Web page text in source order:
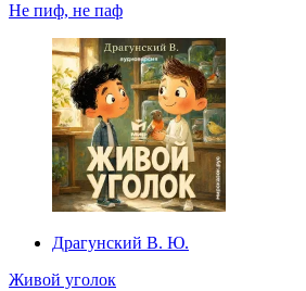
Не пиф, не паф
Драгунский В. Ю.
Живой уголок